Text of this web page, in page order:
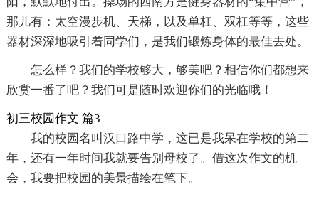
那儿有：太空漫步机、天梯，以及单杠、双杠等等，这些
器材深深地吸引着同学们，是我们锻炼身体的最佳去处。
怎么样？我们的学校够大，够美吧？相信你们都想来
欣赏一番了吧？我们可是随时欢迎你们的光临哦！
初三校园作文 篇3
我的校园名叫汉口路中学，这已是我呆在学校的第二
年，还有一年时间我就要告别母校了。借这次作文的机
会，我要把校园的美景描绘在笔下。